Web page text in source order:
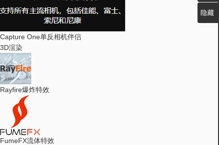
Capture One单反相机伴侣
3D渲染
Rayfire爆炸特效
FumeFX流体特效